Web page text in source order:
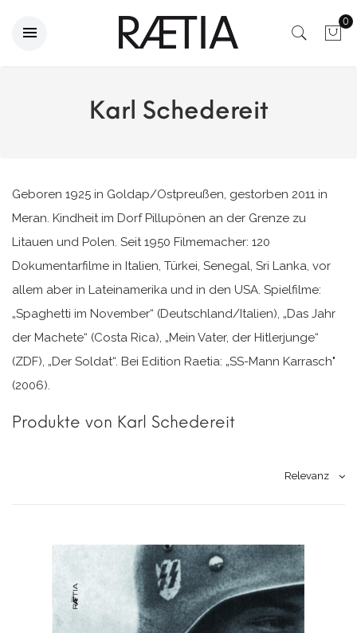
0
Karl Schedereit
Geboren 1925 in Goldap/Ostpreußen, gestorben 2011 in
Meran. Kindheit im Dorf Pillupönen an der Grenze zu
Litauen und Polen. Seit 1950 Filmemacher: 120
Dokumentarfilme in Italien, Türkei, Senegal, Sri Lanka, vor
allem aber in Lateinamerika und in den USA. Spielfilme:
„Spaghetti im November“ (Deutschland/Italien), „Das Jahr
der Machete“ (Costa Rica), „Mein Vater, der Hitlerjunge“
(ZDF), „Der Soldat“. Bei Edition Raetia: „SS-Mann Karrasch"
(2006).
Produkte von Karl Schedereit
Relevanz